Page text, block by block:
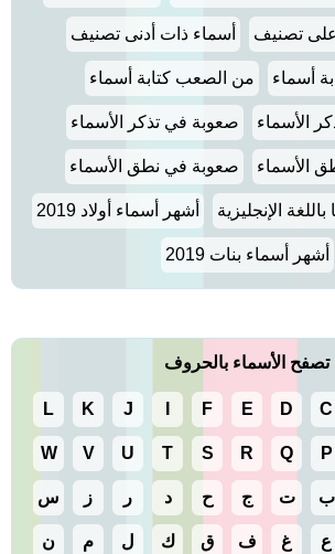
تصنيف أسماء ذات أدنى تصنيف
أسماء من الصعب كتابة أسماء
الأسماء صعوبة في تذكر الأسماء
الأسماء صعوبة في نطق الأسماء
الإنجليزية أشهر أسماء أولاد 2019
أشهر أسماء بنات 2019
تصفح الأسماء بالحروف
C
D
E
F
J
K
L
P
Q
R
S
T
U
V
W
ب ت ج ح د ر ز س
ع غ ف ق ك ل م ن